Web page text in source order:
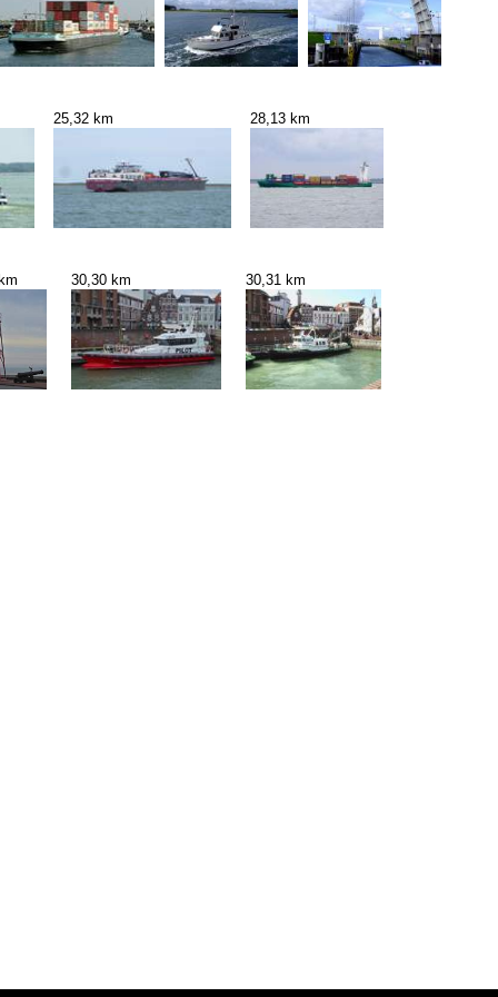
25,32 km 28,13 km
30,30 km 30,31 km